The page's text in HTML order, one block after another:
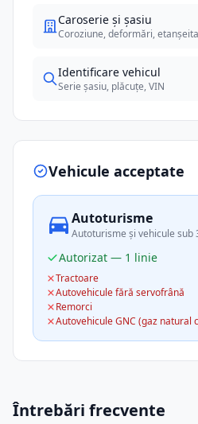
Caroserie și șasiu
Coroziune, deformări,
Identificare vehicul
Serie șasiu, plăcuțe, VIN
Vehicule acceptate
Autoturisme
Autoturisme și vehicule sub
Autorizat — 1 linie
Tractoare
Autovehicule fără servofrână
Remorci
Autovehicule GNC (gaz natural
Întrebări frecvente